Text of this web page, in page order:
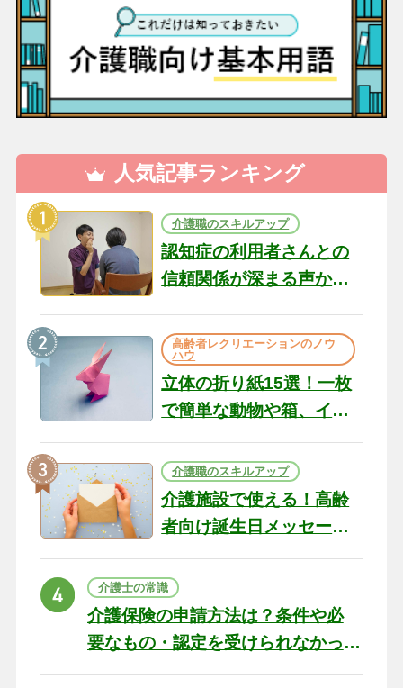
人気記事ランキング
介護職のスキルアップ
認知症の利用者さんとの
信頼関係が深まる声かけ
の現場から（22）
高齢者レクリエーションのノウ
ハウ
立体の折り紙15選！一枚
で簡単な動物や箱、イン
介護職のスキルアップ
介護施設で使える！高齢
者向け誕生日メッセージ
ト
介護士の常識
介護保険の申請方法は？条件や必
要なもの・認定を受けられなかっ